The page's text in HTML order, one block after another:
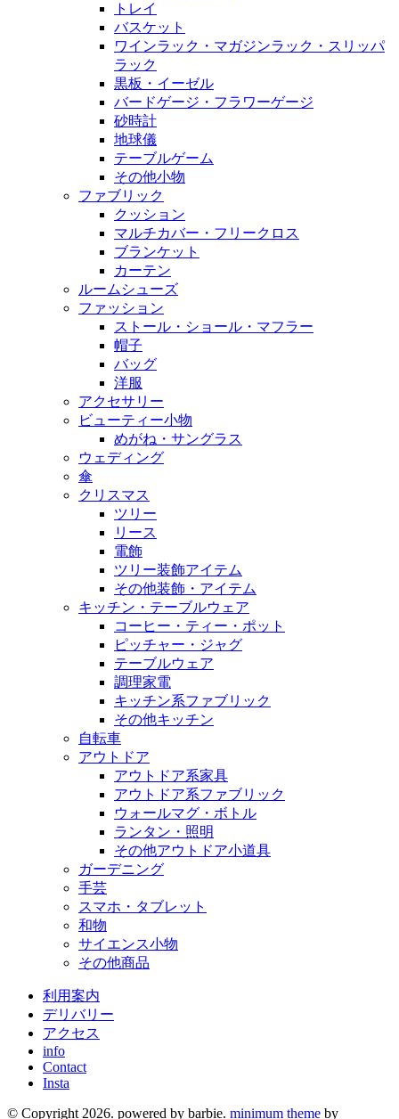
トレイ
バスケット
ワインラック・マガジンラック・スリッパ
ラック
黒板・イーゼル
バードゲージ・フラワーゲージ
砂時計
地球儀
テーブルゲーム
その他小物
ファブリック
クッション
マルチカバー・フリークロス
ブランケット
カーテン
ルームシューズ
ファッション
ストール・ショール・マフラー
帽子
バッグ
洋服
アクセサリー
ビューティー小物
めがね・サングラス
ウェディング
傘
クリスマス
ツリー
リース
電飾
ツリー装飾アイテム
その他装飾・アイテム
キッチン・テーブルウェア
コーヒー・ティー・ポット
ピッチャー・ジャグ
テーブルウェア
調理家電
キッチン系ファブリック
その他キッチン
自転車
アウトドア
アウトドア系家具
アウトドア系ファブリック
ウォールマグ・ボトル
ランタン・照明
その他アウトドア小道具
ガーデニング
手芸
スマホ・タブレット
和物
サイエンス小物
その他商品
利用案内
デリバリー
アクセス
info
Contact
Insta
© Copyright 2026. powered by barbie. minimum theme by